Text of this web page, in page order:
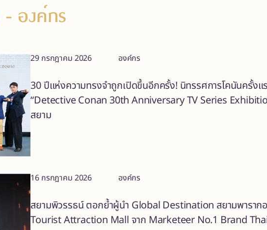
- องค์กร
29 กรกฎาคม 2026 องค์กร
30 ปีแห่งความทรงจำถูกเปิดขึ้นอีกครั้ง! นิทรรศการโคนันครั้งแ
“Detective Conan 30th Anniversary TV Series
สยาม
16 กรกฎาคม 2026 องค์กร
สยามพิวรรธน์ ตอกย้ำผู้นำ Global Destination สยามพาราก
Tourist Attraction Mall จาก Marketeer No.1 Brand